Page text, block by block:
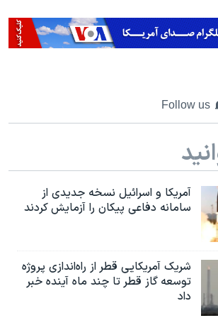
Follow us
آمریکا و اسرائیل نسخه جدیدی از
سامانه دفاعی پیکان را آزمایش کردند
شریک آمریکایی قطر از راه‌اندازی پروژه
توسعه گاز قطر تا چند ماه آینده خبر
داد